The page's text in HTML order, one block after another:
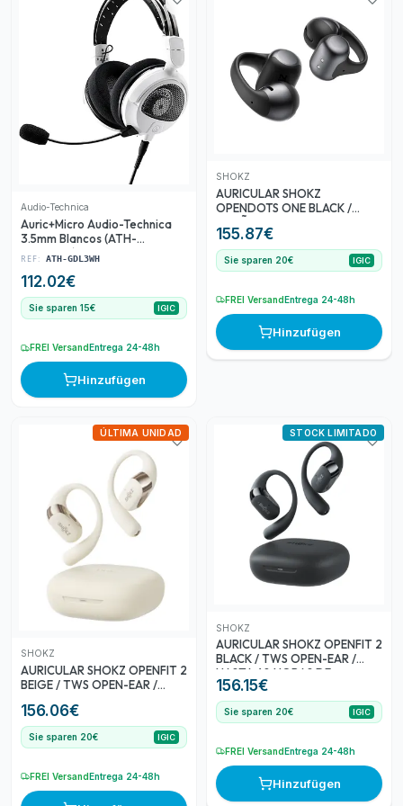
Audio-Technica
Auric+Micro Audio-Technica
3.5mm Blancos (ATH-
GDL3WH)
REF: ATH-GDL3WH
112.02€
Sie sparen 15€ IGIC
FREI VersandEntrega 24-48h
Hinzufügen
SHOKZ
AURICULAR SHOKZ
OPENDOTS ONE BLACK /
CLIP / HASTA 40 HORAS /
LIGEROS / SONIDO RICO Y
ENVOLVENTE + MODO
IMPECABLE EN LLAMADAS /
CANCELACION DE RUIDO /
IP54 /
155.87€
Sie sparen 20€ IGIC
FREI VersandEntrega 24-48h
Hinzufügen
SHOKZ
AURICULAR SHOKZ OPENFIT 2
BEIGE / TWS OPEN-EAR /
AUTONOMIA / LIGEROS /
GANCHO DE OREJA FLEXIBLE
/ AUDIO POTENTE Y RICO EN
RUIDO / IP55 / ESTUCHE
156.06€
ÚLTIMA UNIDAD
Sie sparen 20€ IGIC
FREI VersandEntrega 24-48h
SHOKZ
AURICULAR SHOKZ OPENFIT 2
BLACK / TWS OPEN-EAR /
HASTA 48 HORAS DE
AUTONOMIA / LIGEROS /
GANCHO DE OREJA FLEXIBLE
/ AUDIO POTENTE Y RICO EN
RUIDO / IP55 / ESTUCHE
CARGA / MUL
156.15€
STOCK LIMITADO
Sie sparen 20€ IGIC
FREI VersandEntrega 24-48h
Hinzufügen